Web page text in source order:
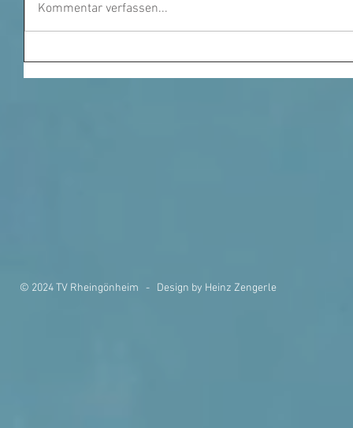
Kommentar verfassen...
© 2024 TV Rheingönheim - Design by Heinz Zengerle